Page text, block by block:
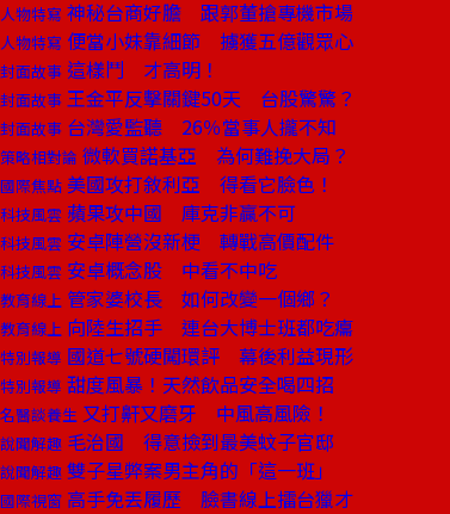
人物特寫 神秘台商好膽 跟郭董搶專機市場
人物特寫 便當小妹靠細節 擄獲五億觀眾心
封面故事 這樣鬥 才高明！
封面故事 王金平反擊關鍵50天 台股驚驚？
封面故事 台灣愛監聽 26％當事人攏不知
策略相對論 微軟買諾基亞 為何難挽大局？
國際焦點 美國攻打敘利亞 得看它臉色！
科技風雲 蘋果攻中國 庫克非贏不可
科技風雲 安卓陣營沒新梗 轉戰高價配件
科技風雲 安卓概念股 中看不中吃
教育線上 管家婆校長 如何改變一個鄉？
教育線上 向陸生招手 連台大博士班都吃癟
特別報導 國道七號硬闖環評 幕後利益現形
特別報導 甜度風暴！天然飲品安全喝四招
名醫談養生 又打鼾又磨牙 中風高風險！
說聞解趣 毛治國 得意撿到最美蚊子官邸
說聞解趣 雙子星弊案男主角的「這一班」
國際視窗 高手免丟履歷 臉書線上擂台獵才